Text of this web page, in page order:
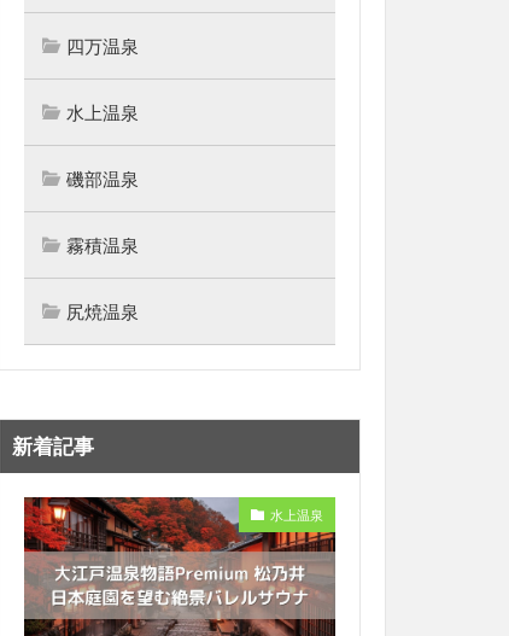
四万温泉
水上温泉
磯部温泉
霧積温泉
尻焼温泉
新着記事
水上温泉